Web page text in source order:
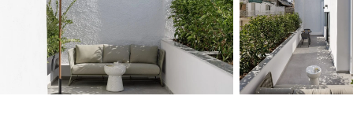
Barcellona
master La Rambla
Amburgo